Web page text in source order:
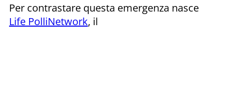
Per contrastare questa emergenza nasce
Life PolliNetwork, il